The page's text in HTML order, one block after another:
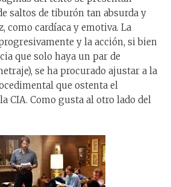
saltos de tiburón tan absurda y
como cardíaca y emotiva. La
y la acción, si bien
que solo haya un par de
se ha procurado ajustar a la
que ostenta el
CIA. Como gusta al otro lado del